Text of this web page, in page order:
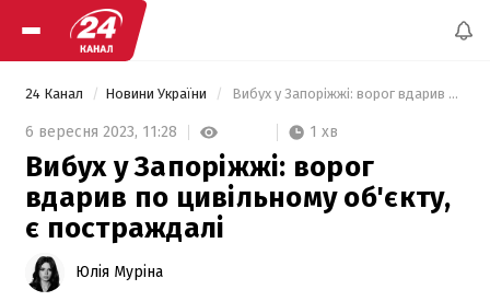
24 Канал Новини України Вибух у Запоріжжі: ворог вдарив по цивільному об'єкту, є постраждалі
6 вересня 2023, 11:28 1 хв
Вибух у Запоріжжі: ворог
вдарив по цивільному об'єкту,
є постраждалі
Юлія Муріна